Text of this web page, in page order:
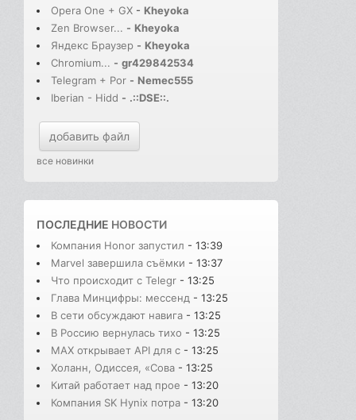
Opera One + GX - Kheyoka
Zen Browser... - Kheyoka
Яндекс Браузер - Kheyoka
Chromium... - gr429842534
Telegram + Por - Nemec555
Iberian - Hidd - .::DSE::.
добавить файл
все новинки
ПОСЛЕДНИЕ НОВОСТИ
Компания Honor запустил - 13:39
Marvel завершила съёмки - 13:37
Что происходит с Telegr - 13:25
Глава Минцифры: мессенд - 13:25
В сети обсуждают навига - 13:25
В Россию вернулась тихо - 13:25
MAX открывает API для с - 13:25
Холанн, Одиссея, «Сова - 13:25
Китай работает над прое - 13:20
Компания SK Hynix потра - 13:20